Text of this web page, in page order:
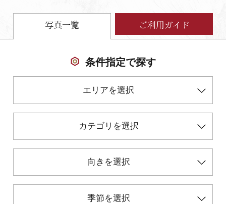
アクセス
初めての加賀温泉郷
加賀に泊まって！北陸巡り♪
ご当地グルメ
加賀 旅先納税
写真一覧 ご利用ガイド
条件指定で探す
エリアを選択
カテゴリを選択
向きを選択
季節を選択